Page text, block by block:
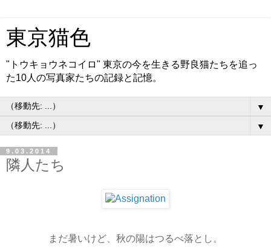
東京猫色
"トウキョウネコイロ" 東京の今を生きる野良猫たちを追っ
た10人の写真家たちの記録と記憶。
▼
▼
9.03.2014
隣人たち
まだ暑いけど、秋の陽はつるべ落とし。